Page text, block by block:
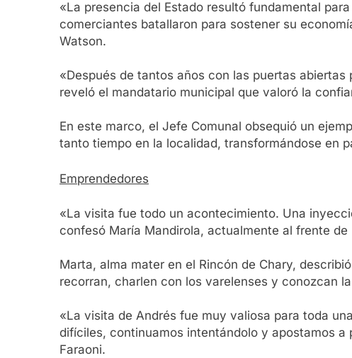
«La presencia del Estado resultó fundamental
comerciantes batallaron para sostener su
Watson.
«Después de tantos años con las puertas
reveló el mandatario municipal que valoró la
En este marco, el Jefe Comunal obsequió un
tanto tiempo en la localidad, transformándose en
Emprendedores
«La visita fue todo un acontecimiento. Una
confesó María Mandirola, actualmente al frente
Marta, alma mater en el Rincón de Chary,
recorran, charlen con los varelenses y conozcan
«La visita de Andrés fue muy valiosa para toda
difíciles, continuamos intentándolo y apostamos a
Faraoni.